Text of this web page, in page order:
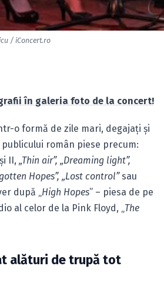
/ iConcert.ro
în galeria foto de la concert!
o formă de zile mari, degajaţi şi
român piese precum:
II, „Thin air”, „Dreaming light”,
Hopes”, „Lost control”sau
după „High Hopes” – piesa de pe
al celor de la Pink Floyd, „The
alături de trupă tot